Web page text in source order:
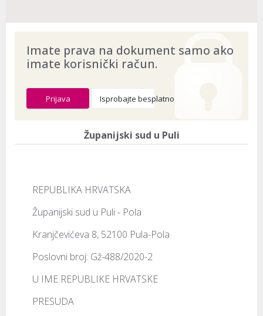
Imate prava na dokument samo ako
imate korisnički račun.
Prijava Isprobajte besplatno
Županijski sud u Puli
REPUBLIKA HRVATSKA
Županijski sud u Puli - Pola
Kranjčevićeva 8, 52100 Pula-Pola
Poslovni broj: Gž-488/2020-2
U IME REPUBLIKE HRVATSKE
PRESUDA